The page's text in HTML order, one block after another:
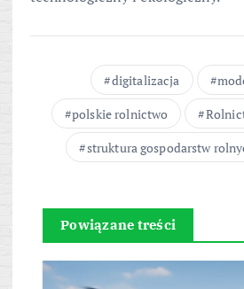
digitalizacja
polskie rolnictwo
struktura gospodarstw
Powiązane treści